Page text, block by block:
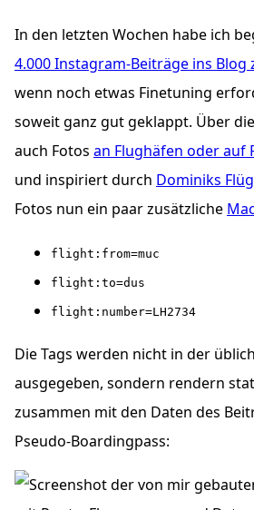
In den letzten Wochen habe ich
4.000 Instagram-Beiträge ins Blog
wenn noch etwas Finetuning
soweit ganz gut geklappt. Über
auch Fotos an Flughäfen oder auf
und inspiriert durch Dominiks
Fotos nun ein paar zusätzliche
flight:from=muc
flight:to=dus
flight:number=LH2734
Die Tags werden nicht in der
ausgegeben, sondern rendern
zusammen mit den Daten des
Pseudo-Boardingpass: